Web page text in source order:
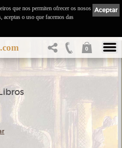
0
Aceptar
que nos permiten ofrecer os nosos
o uso que facemos das